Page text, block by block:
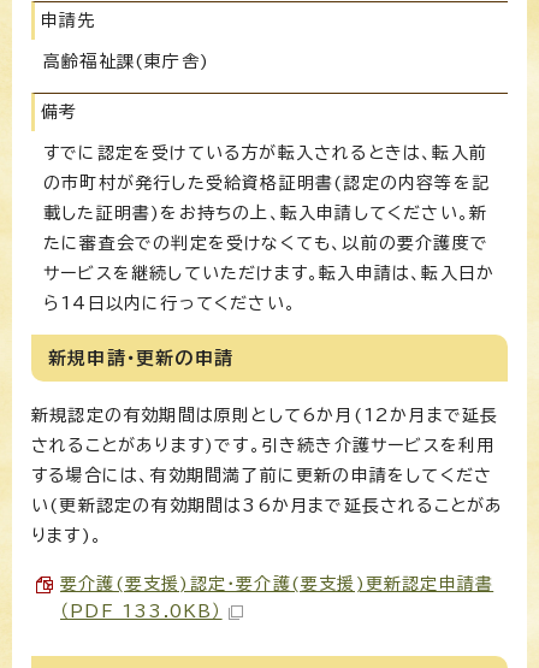
申請先
高齢福祉課(東庁舎)
備考
すでに認定を受けている方が転入されるときは、転入前
の市町村が発行した受給資格証明書(認定の内容等を記
載した証明書)をお持ちの上、転入申請してください。新
たに審査会での判定を受けなくても、以前の要介護度で
サービスを継続していただけます。転入申請は、転入日か
ら14日以内に行ってください。
新規申請・更新の申請
新規認定の有効期間は原則として6か月(12か月まで延長
されることがあります)です。引き続き介護サービスを利用
する場合には、有効期間満了前に更新の申請をしてくださ
い(更新認定の有効期間は36か月まで延長されることがあ
ります)。
要介護(要支援)認定・要介護(要支援)更新認定申請書
（PDF 133.0KB）